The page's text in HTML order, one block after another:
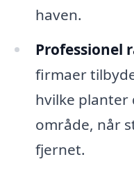
haven.
Professionel
firmaer
hvilke planter
område, når
fjernet.